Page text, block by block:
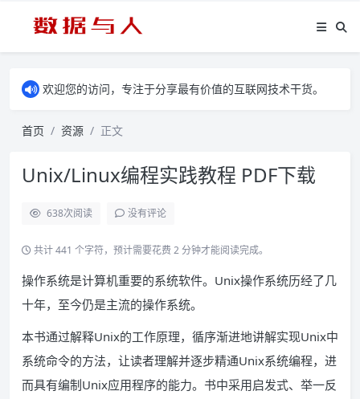
欢迎您的访问，专注于分享最有价值的互联网技术干货。
首页 资源 正文
Unix/Linux编程实践教程 PDF下载
638次阅读 没有评论
共计 441 个字符，预计需要花费 2 分钟才能阅读完成。
操作系统是计算机重要的系统软件。Unix操作系统历经了几
十年，至今仍是主流的操作系统。
本书通过解释Unix的工作原理，循序渐进地讲解实现Unix中
系统命令的方法，让读者理解并逐步精通Unix系统编程，进
而具有编制Unix应用程序的能力。书中采用启发式、举一反